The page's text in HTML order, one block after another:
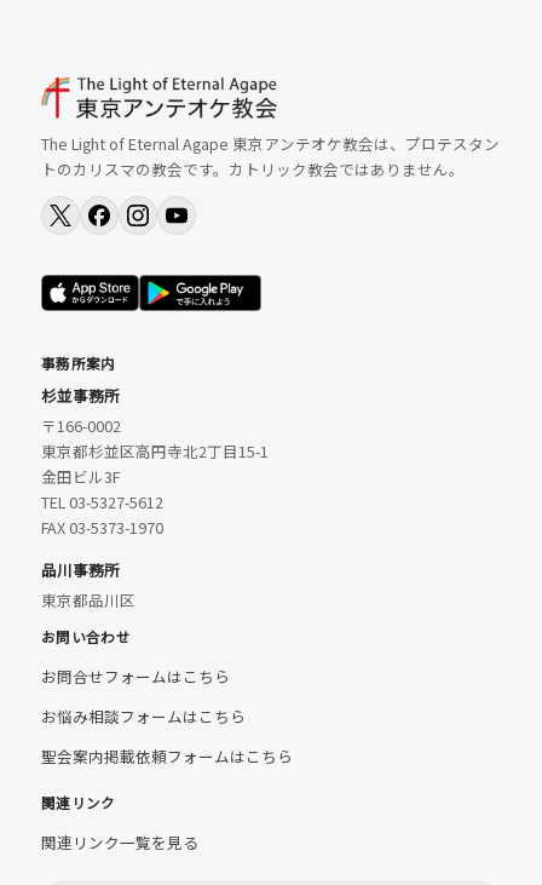
The Light of Eternal Agape 東京アンテオケ教会は、プロテスタン
トのカリスマの教会です。カトリック教会ではありません。
事務所案内
杉並事務所
〒166-0002
東京都杉並区高円寺北2丁目15-1
金田ビル3F
TEL 03-5327-5612
FAX 03-5373-1970
品川事務所
東京都品川区
お問い合わせ
お問合せフォームはこちら
お悩み相談フォームはこちら
聖会案内掲載依頼フォームはこちら
関連リンク
関連リンク一覧を見る